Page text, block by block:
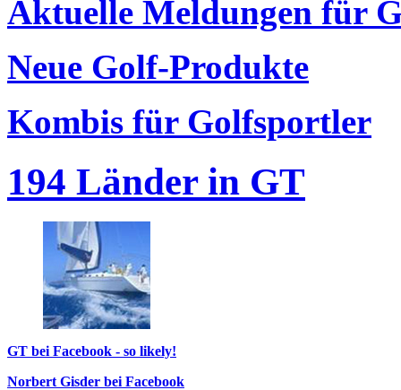
Aktuelle Meldungen für
Neue Golf-Produkte
Kombis für Golfsportler
194 Länder in GT
GT bei Facebook - so likely!
Norbert Gisder bei Facebook